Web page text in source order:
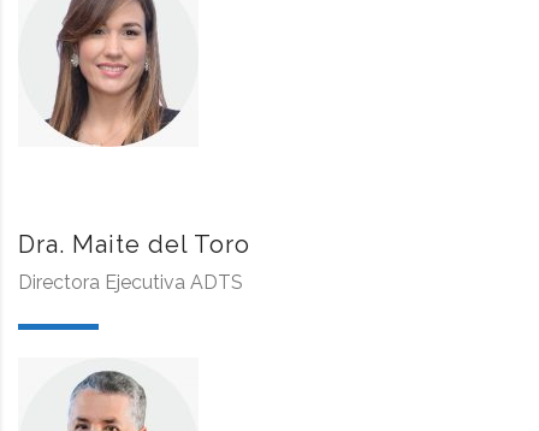
Dra. Maite del Toro
Directora Ejecutiva ADTS